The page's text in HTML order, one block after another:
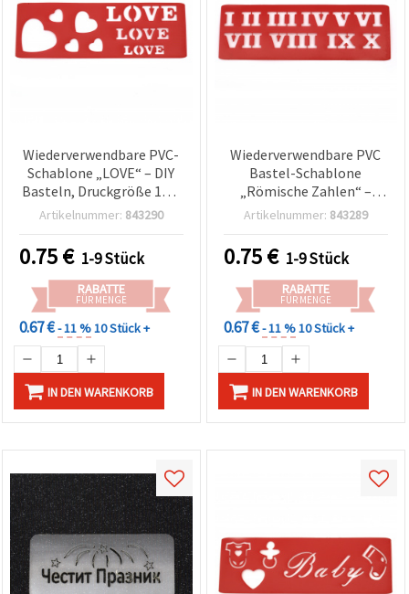
Wiederverwendbare PVC-
Schablone „LOVE“ – DIY
Basteln, Druckgröße 17,5
x 5,8 cm
Artikelnummer: 843290
0.75€ 1-9 Stück
RABATTE
FÜR MENGE
0.67 €- 11 %10 Stück +
IN DEN WARENKORB
Wiederverwendbare PVC
Bastel-Schablone
„Römische Zahlen“ –
Motivgröße 17,5 x 4,3 cm
Artikelnummer: 843289
0.75€ 1-9 Stück
RABATTE
FÜR MENGE
0.67 €- 11 %10 Stück +
IN DEN WARENKORB